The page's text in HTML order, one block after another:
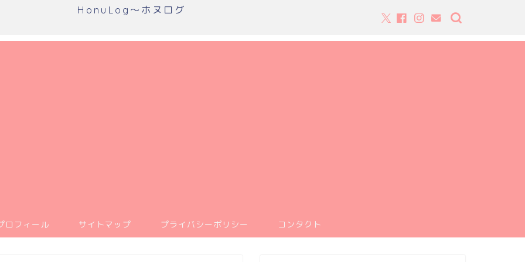
HonuLog～ホヌログ
ロフィール サイトマップ プライバシーポリシー コンタクト